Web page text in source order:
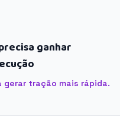
ganhar
gerar tração mais rápida.